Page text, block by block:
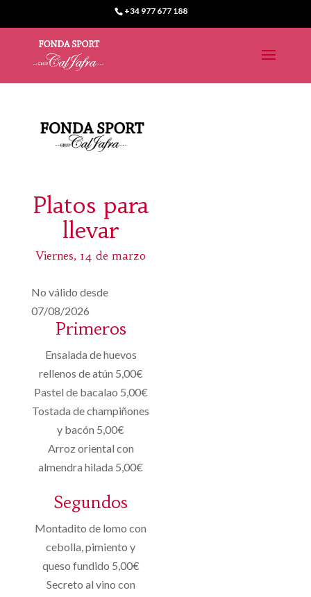
+34 977 677 188
Platos para
llevar
Viernes, 14 de marzo
No válido desde
07/08/2026
Primeros
Ensalada de huevos
rellenos de atún 5,00€
Pastel de bacalao 5,00€
Tostada de champiñones
y bacón 5,00€
Arroz oriental con
almendra hilada 5,00€
Segundos
Montadito de lomo con
cebolla, pimiento y
queso fundido 5,00€
Secreto al vino con